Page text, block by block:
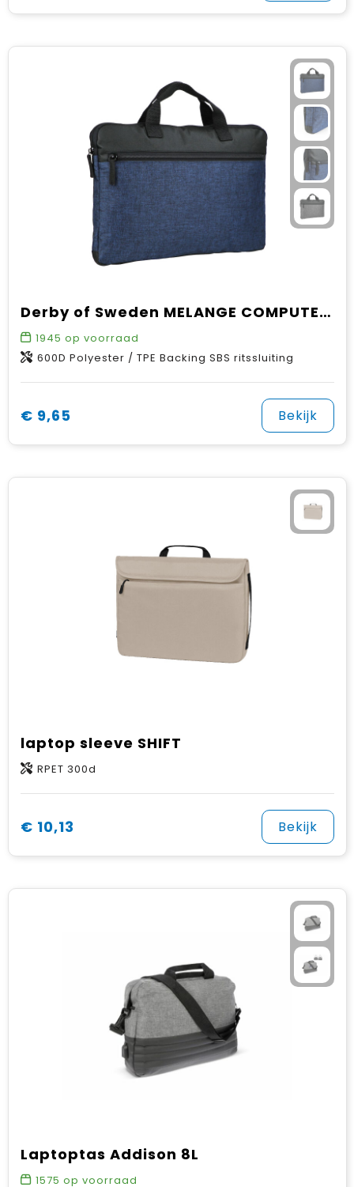
Derby of Sweden MELANGE COMPUTER CASE
1945 op voorraad
600D Polyester / TPE Backing SBS ritssluiting
€ 9,65 Bekijk
laptop sleeve SHIFT
RPET 300d
€ 10,13 Bekijk
Laptoptas Addison 8L
1575 op voorraad